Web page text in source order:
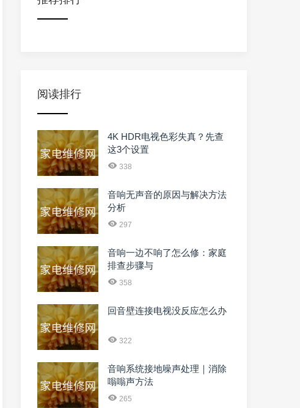
阅读排行
4K HDR电视色彩失真？先查
这3个设置
338
音响无声音的原因与解决方法
分析
297
音响一边不响了怎么修：家庭
排查步骤与
358
回音壁连接电视没反应怎么办
322
音响系统接地噪声处理｜消除
嗡嗡声方法
265